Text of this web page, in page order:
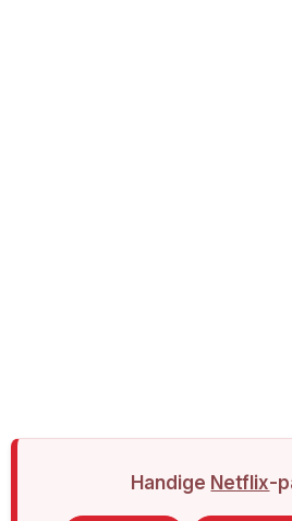
Handige Netflix-